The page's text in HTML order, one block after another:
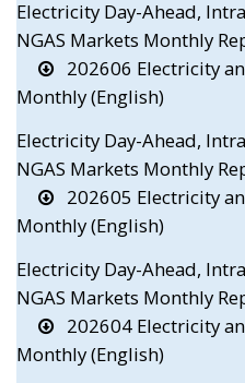
Electricity Day-Ahead,
NGAS Markets Monthly
202606 Electricity
Monthly (English)
Electricity Day-Ahead,
NGAS Markets Monthly
202605 Electricity
Monthly (English)
Electricity Day-Ahead,
NGAS Markets Monthly
202604 Electricity
Monthly (English)